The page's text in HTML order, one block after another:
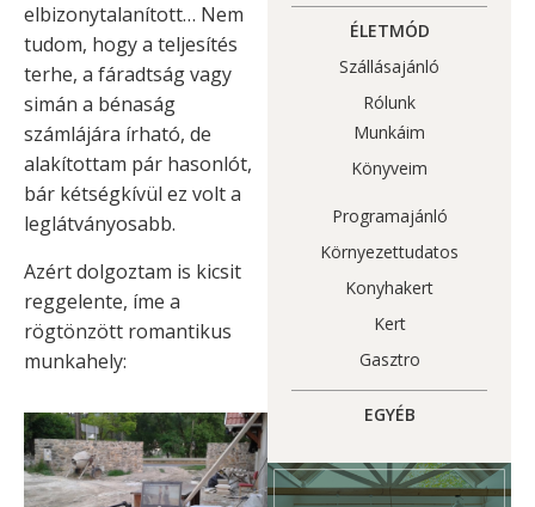
elbizonytalanított… Nem
tudom, hogy a teljesítés
terhe, a fáradtság vagy
simán a bénaság
számlájára írható, de
alakítottam pár hasonlót,
bár kétségkívül ez volt a
leglátványosabb.
Azért dolgoztam is kicsit
reggelente, íme a
rögtönzött romantikus
munkahely:
ÉLETMÓD
Szállásajánló
Rólunk
Munkáim
Könyveim
Programajánló
Környezettudatos
Konyhakert
Kert
Gasztro
EGYÉB